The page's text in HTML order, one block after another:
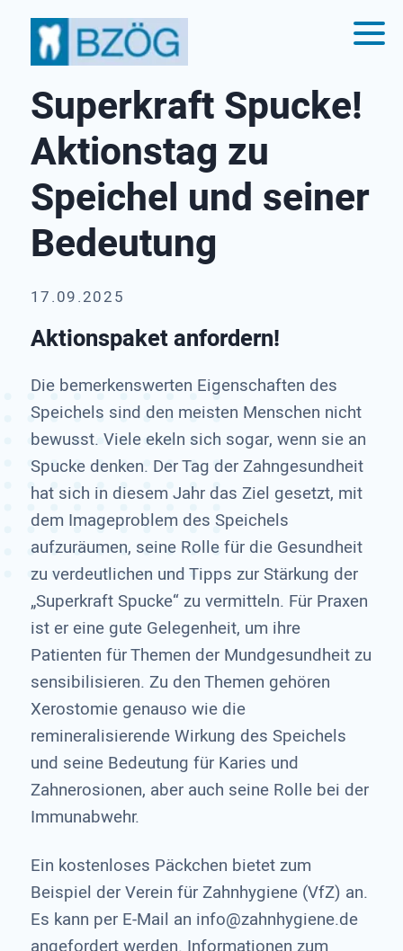
Superkraft Spucke!
Aktionstag zu
Speichel und seiner
Bedeutung
17.09.2025
Aktionspaket anfordern!
Die bemerkenswerten Eigenschaften des
Speichels sind den meisten Menschen nicht
bewusst. Viele ekeln sich sogar, wenn sie an
Spucke denken. Der Tag der Zahngesundheit
hat sich in diesem Jahr das Ziel gesetzt, mit
dem Imageproblem des Speichels
aufzuräumen, seine Rolle für die Gesundheit
zu verdeutlichen und Tipps zur Stärkung der
„Superkraft Spucke“ zu vermitteln. Für Praxen
ist er eine gute Gelegenheit, um ihre
Patienten für Themen der Mundgesundheit zu
sensibilisieren. Zu den Themen gehören
Xerostomie genauso wie die
remineralisierende Wirkung des Speichels
und seine Bedeutung für Karies und
Zahnerosionen, aber auch seine Rolle bei der
Immunabwehr.
Ein kostenloses Päckchen bietet zum
Beispiel der Verein für Zahnhygiene (VfZ) an.
Es kann per E-Mail an info@zahnhygiene.de